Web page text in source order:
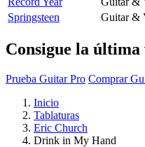
Springsteen
Guitar &
Consigue la
Prueba Guitar Pro Comprar
Inicio
Tablaturas
Eric Church
Drink in My Hand